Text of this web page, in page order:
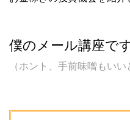
僕のメール講座です
（ホント、手前味噌もいい